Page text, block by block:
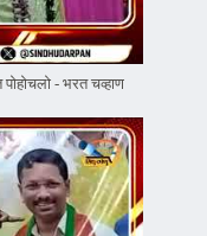
- भरत चव्हाण